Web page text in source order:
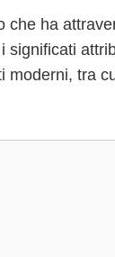
che ha
significati
moderni, tra